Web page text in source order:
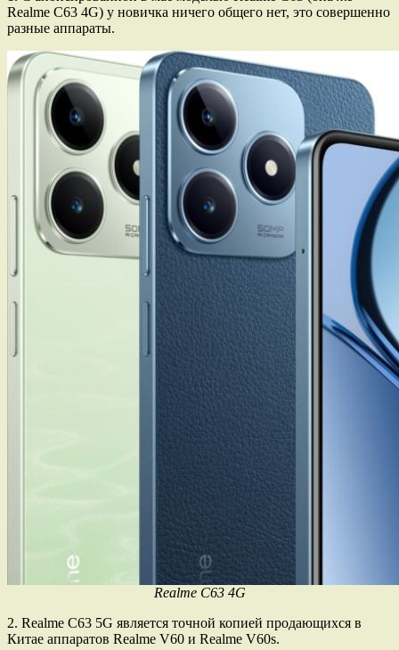
Realme C63 4G) у новичка ничего общего нет, это совершенно
разные аппараты.
Realme C63 4G
2. Realme C63 5G является точной копией продающихся в
Китае аппаратов Realme V60 и Realme V60s.